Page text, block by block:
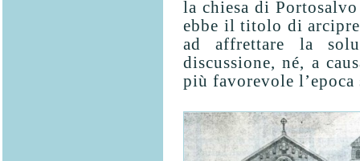
la chiesa di
ebbe il titolo di
ad affrettare la
discussione, né, a
più favo­revole l’epoca